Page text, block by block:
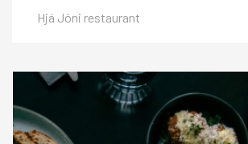
Hjá Jóni restaurant